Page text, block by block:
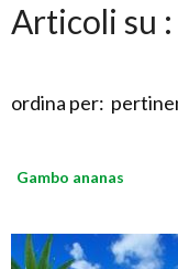
Articoli su :
ordina per:
Gambo ananas